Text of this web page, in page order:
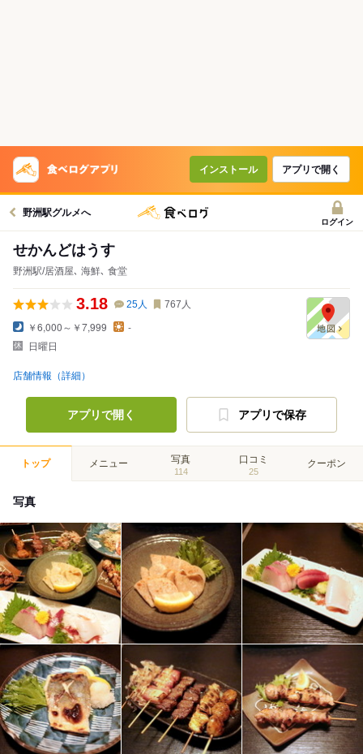
インストール アプリで開く
野洲駅グルメへ
ログイン
せかんどはうす
野洲駅/居酒屋､ 海鮮､ 食堂
3.18 25人 767 人
￥6,000～￥7,999
-
日曜日
店舗情報（詳細）
アプリで開く アプリで保存
トップ メニュー 写真
114
口コミ
25
クーポン
写真